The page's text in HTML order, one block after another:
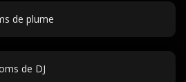
de plume
de DJ